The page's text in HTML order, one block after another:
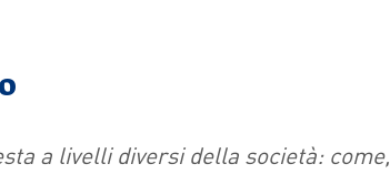
a livelli diversi della società: come,